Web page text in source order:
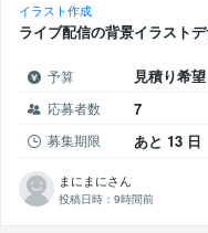
イラスト作成
ライブ配信の背景イラスト
予算 見積り希望
応募者数 7
募集期限 あと 13 日
まにまにさん
投稿日時： 9時間前